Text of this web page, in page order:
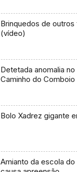
Brinquedos de outros
(vídeo)
Detetada anomalia
Caminho do Comboio
Bolo Xadrez gigante
Amianto da escola do